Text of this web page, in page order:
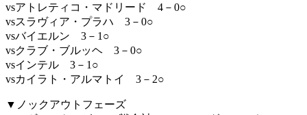
vsアトレティコ・マドリード 4－0○
vsスラヴィア・プラハ 3－0○
vsバイエルン 3－1○
vsクラブ・ブルッヘ 3－0○
vsインテル 3－1○
vsカイラト・アルマトイ 3－2○
▼ノックアウトフェーズ